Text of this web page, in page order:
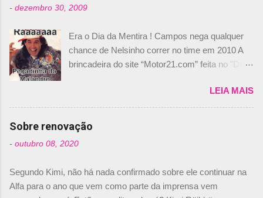
- dezembro 30, 2009
Era o Dia da Mentira ! Campos nega qualquer
chance de Nelsinho correr no time em 2010 A
brincadeira do site “Motor21.com” feita no "Día
de abril –, afirmando que Nelson Piquet havia
comprado 15% das ações da Campos, dando,
com isso, um lugar no time a Nelsinho Piquet,
foi esclarecida de uma vez por todas por
Daniele Audetto, diretor da escuderia. O
não será o companheiro de Bruno Senna em
2010. "Na verdade, nós recebemos uma oferta
LEIA MAIS
Sobre renovação
- outubro 08, 2020
Segundo Kimi, não há nada confirmado sobre ele continuar na
Alfa para o ano que vem como parte da imprensa vem